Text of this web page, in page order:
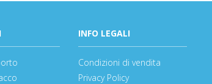
INFO LEGALI
Condizioni di vendita
Privacy Policy